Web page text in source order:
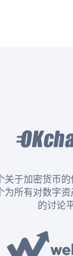
关于加密货币的
为所有对数字
的讨论